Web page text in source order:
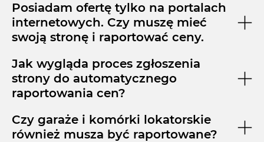
Posiadam ofertę tylko na portalach
internetowych. Czy muszę mieć
swoją stronę i raportować ceny.
Jak wygląda proces zgłoszenia
strony do automatycznego
raportowania cen?
Czy garaże i komórki lokatorskie
również musza być raportowane?